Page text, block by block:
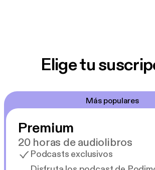
Elige tu
Más populares
Premium
20 horas de audiolibros
Podcasts exclusivos